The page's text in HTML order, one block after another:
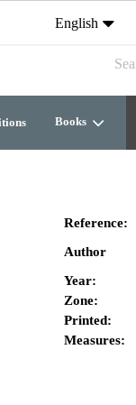
English
Books
Reference:
Author
Year:
Zone:
Printed:
Measures: